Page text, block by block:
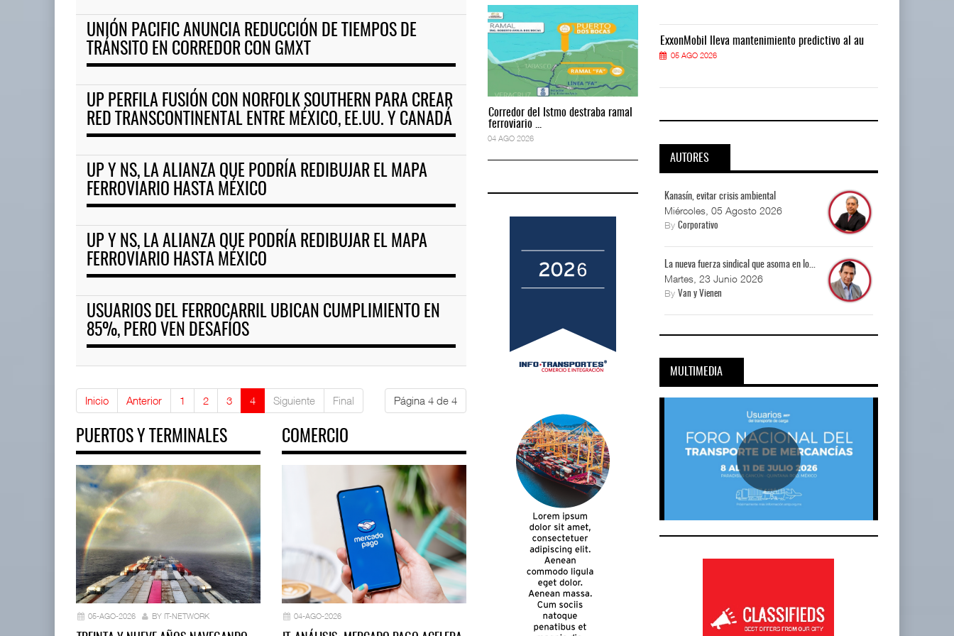
UNIÓN PACIFIC ANUNCIA REDUCCIÓN DE TIEMPOS DE
TRÁNSITO EN CORREDOR CON GMXT
UP PERFILA FUSIÓN CON NORFOLK SOUTHERN PARA CREAR
RED TRANSCONTINENTAL ENTRE MÉXICO, EE.UU. Y CANADÁ
UP Y NS, LA ALIANZA QUE PODRÍA REDIBUJAR EL MAPA
FERROVIARIO HASTA MÉXICO
UP Y NS, LA ALIANZA QUE PODRÍA REDIBUJAR EL MAPA
FERROVIARIO HASTA MÉXICO
USUARIOS DEL FERROCARRIL UBICAN CUMPLIMIENTO EN
85%, PERO VEN DESAFÍOS
Página 4 de 4
Inicio Anterior 1 2 3 4 Siguiente Final
PUERTOS Y TERMINALES
05-AGO-2026 BY IT-NETWORK
COMERCIO
04-AGO-2026
Corredor del Istmo destraba ramal
ferroviario ...
04 AGO 2026
Corredor del Istmo destraba ramal
ferroviario ...
04 AGO 2026
Corredor del Istmo destraba ramal
ferroviario ...
04 AGO 2026
ferroviario ...
ferroviario ...
ExxonMobil lleva mantenimiento predictivo al au
05 AGO 2026
ExxonMobil lleva mantenimiento predictivo al au ExxonMobil lleva mantenimiento predictivo al au
05 AGO 2026
AUTORES
Kanasín, evitar crisis ambiental
Miércoles, 05 Agosto 2026
By Corporativo
La nueva fuerza sindical que asoma en lo...
Martes, 23 Junio 2026
By Van y Vienen
MULTIMEDIA